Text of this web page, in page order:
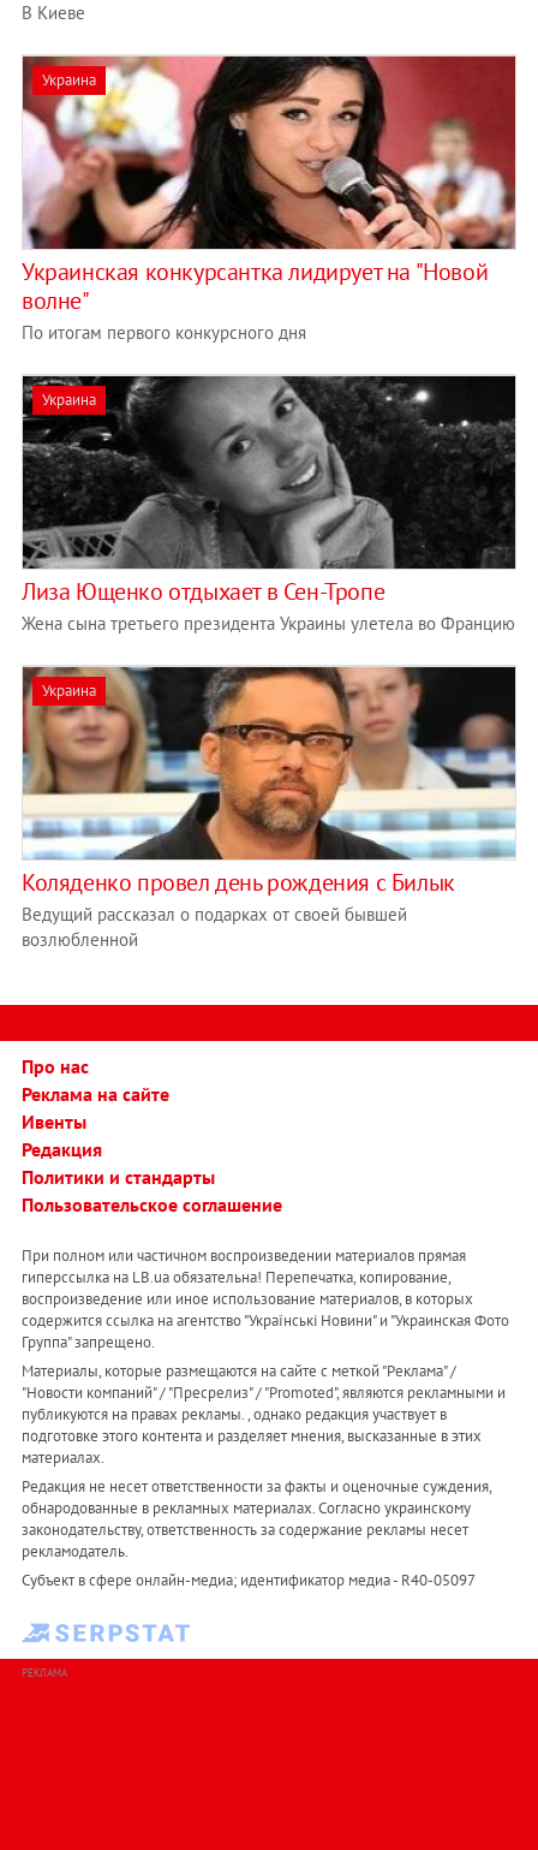
В Киеве
Украина
Украинская конкурсантка лидирует на "Новой
волне"
По итогам первого конкурсного дня
Украина
Лиза Ющенко отдыхает в Сен-Тропе
Жена сына третьего президента Украины улетела во Францию
Украина
Коляденко провел день рождения с Билык
Ведущий рассказал о подарках от своей бывшей
возлюбленной
Про нас
Реклама на сайте
Ивенты
Редакция
Политики и стандарты
Пользовательское соглашение
При полном или частичном воспроизведении материалов прямая
гиперссылка на LB.ua обязательна! Перепечатка, копирование,
воспроизведение или иное использование материалов, в которых
содержится ссылка на агентство "Українськi Новини" и "Украинская Фото
Группа" запрещено.
Материалы, которые размещаются на сайте с меткой "Реклама" /
"Новости компаний" / "Пресрелиз" / "Promoted", являются рекламными и
публикуются на правах рекламы. , однако редакция участвует в
подготовке этого контента и разделяет мнения, высказанные в этих
материалах.
Редакция не несет ответственности за факты и оценочные суждения,
обнародованные в рекламных материалах. Согласно украинскому
законодательству, ответственность за содержание рекламы несет
рекламодатель.
Субъект в сфере онлайн-медиа; идентификатор медиа - R40-05097
РЕКЛАМА